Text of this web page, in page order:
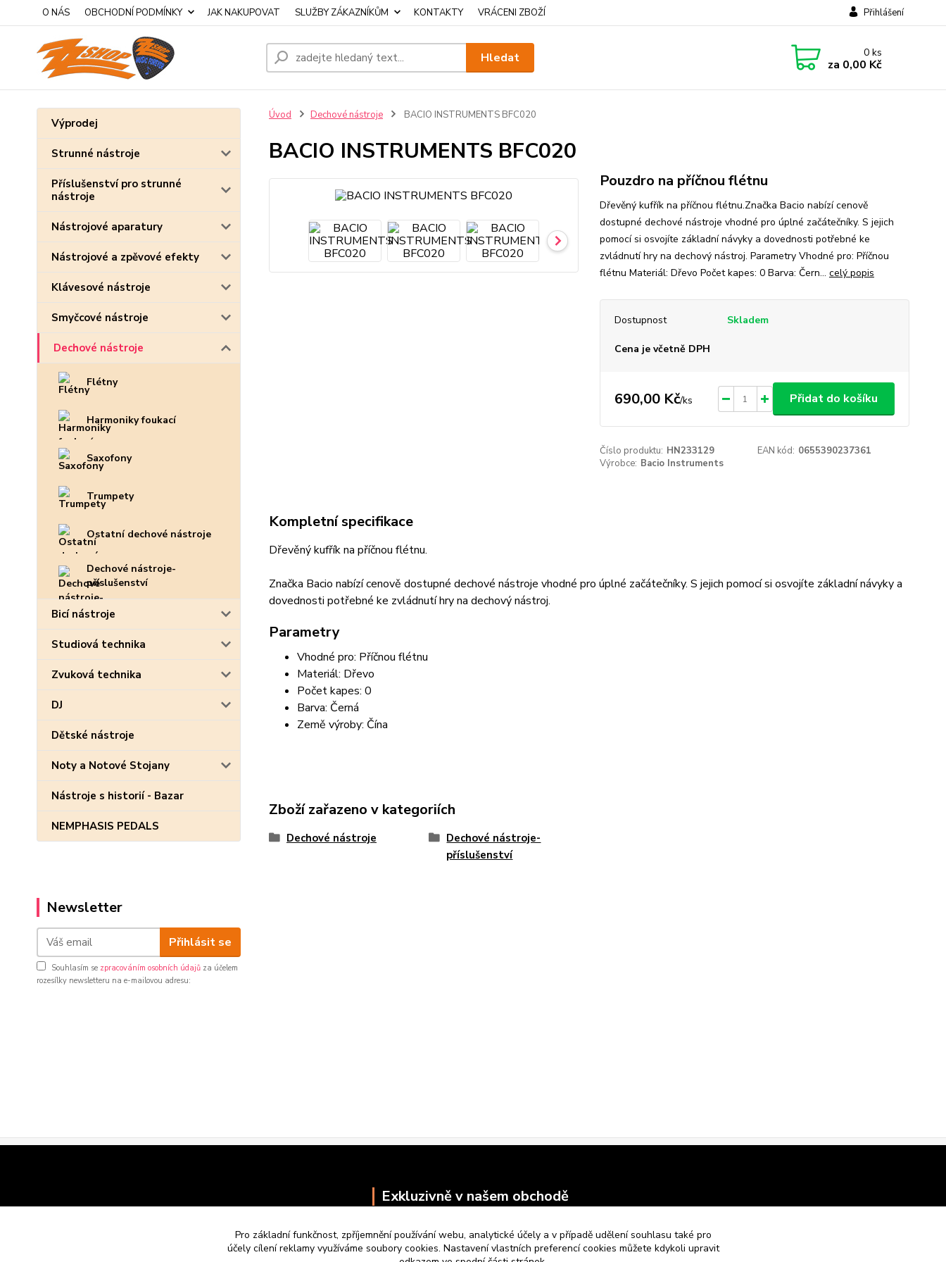
O NÁS OBCHODNÍ PODMÍNKY JAK NAKUPOVAT SLUŽBY ZÁKAZNÍKŮM KONTAKTY VRÁCENI ZBOŽÍ Přihlášení
Hledat 0ks
za 0,00 Kč
Výprodej
Strunné nástroje
Příslušenství pro strunné
nástroje
Nástrojové aparatury
Nástrojové a zpěvové efekty
Klávesové nástroje
Smyčcové nástroje
Dechové nástroje
Flétny
Harmoniky foukací
Saxofony
Trumpety
Ostatní dechové nástroje
Dechové nástroje-
příslušenství
Bicí nástroje
Studiová technika
Zvuková technika
DJ
Dětské nástroje
Noty a Notové Stojany
Nástroje s historií - Bazar
NEMPHASIS PEDALS
Newsletter
Přihlásit se
Souhlasím se zpracováním osobních údajů za účelem
rozesílky newsletteru na e-mailovou adresu:
Úvod Dechové nástroje BACIO INSTRUMENTS BFC020
BACIO INSTRUMENTS BFC020
Pouzdro na příčnou flétnu
Dřevěný kufřík na příčnou flétnu.Značka Bacio nabízí cenově
dostupné dechové nástroje vhodné pro úplné začátečníky. S jejich
pomocí si osvojíte základní návyky a dovednosti potřebné ke
zvládnutí hry na dechový nástroj. Parametry Vhodné pro: Příčnou
flétnu Materiál: Dřevo Počet kapes: 0 Barva: Čern... celý popis
Dostupnost Skladem
Cena je včetně DPH
690,00 Kč/ks Přidat do košíku
Číslo produktu: HN233129 EAN kód: 0655390237361
Výrobce: Bacio Instruments
Kompletní specifikace
Dřevěný kufřík na příčnou flétnu.
Značka Bacio nabízí cenově dostupné dechové nástroje vhodné pro úplné začátečníky. S jejich pomocí si osvojíte základní návyky a
dovednosti potřebné ke zvládnutí hry na dechový nástroj.
Parametry
Vhodné pro: Příčnou flétnu
Materiál: Dřevo
Počet kapes: 0
Barva: Černá
Země výroby: Čína
Zboží zařazeno v kategoriích
Dechové nástroje
Dechové nástroje-
příslušenství
Exkluzivně v našem obchodě
Pro základní funkčnost, zpříjemnění používání webu, analytické účely a v případě udělení souhlasu také pro
účely cílení reklamy využíváme soubory cookies. Nastavení vlastních preferencí cookies můžete kdykoli upravit